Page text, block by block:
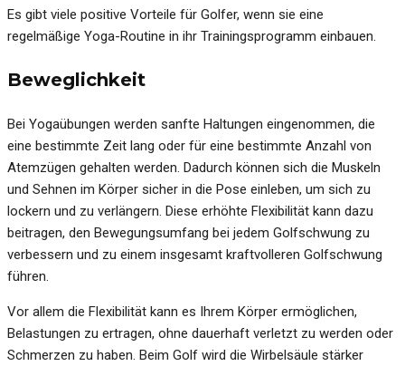
Es gibt viele positive Vorteile für Golfer, wenn sie eine
regelmäßige Yoga-Routine in ihr Trainingsprogramm einbauen.
Beweglichkeit
Bei Yogaübungen werden sanfte Haltungen eingenommen, die
eine bestimmte Zeit lang oder für eine bestimmte Anzahl von
Atemzügen gehalten werden. Dadurch können sich die Muskeln
und Sehnen im Körper sicher in die Pose einleben, um sich zu
lockern und zu verlängern. Diese erhöhte Flexibilität kann dazu
beitragen, den Bewegungsumfang bei jedem Golfschwung zu
verbessern und zu einem insgesamt kraftvolleren Golfschwung
führen.
Vor allem die Flexibilität kann es Ihrem Körper ermöglichen,
Belastungen zu ertragen, ohne dauerhaft verletzt zu werden oder
Schmerzen zu haben. Beim Golf wird die Wirbelsäule stärker